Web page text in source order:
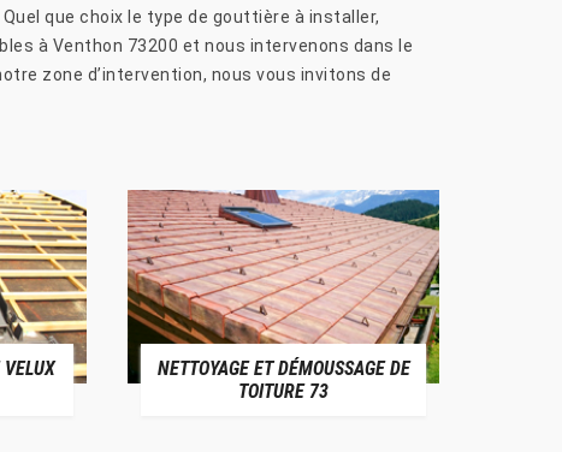
que choix le type de gouttière à installer,
à Venthon 73200 et nous intervenons dans le
zone d’intervention, nous vous invitons de
VELUX
NETTOYAGE ET DÉMOUSSAGE DE
TOITURE 73